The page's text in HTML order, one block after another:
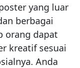
yang luar
berbagai
orang dapat
kreatif sesuai
Anda